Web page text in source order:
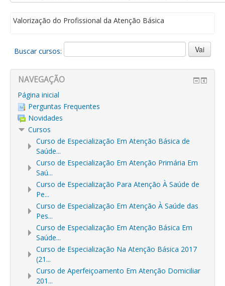
Valorização do Profissional da Atenção Básica
Buscar cursos:
NAVEGAÇÃO
Página inicial
Perguntas Frequentes
Novidades
Cursos
Curso de Especialização Em Atenção Básica de
Saúde...
Curso de Especialização Em Atenção Primária Em
Saú...
Curso de Especialização Para Atenção À Saúde de
Pe...
Curso de Especialização Em Atenção À Saúde das
Pes...
Curso de Especialização Em Atenção Básica Em
Saúde...
Curso de Especialização Na Atenção Básica 2017
(21...
Curso de Aperfeiçoamento Em Atenção Domiciliar
201...